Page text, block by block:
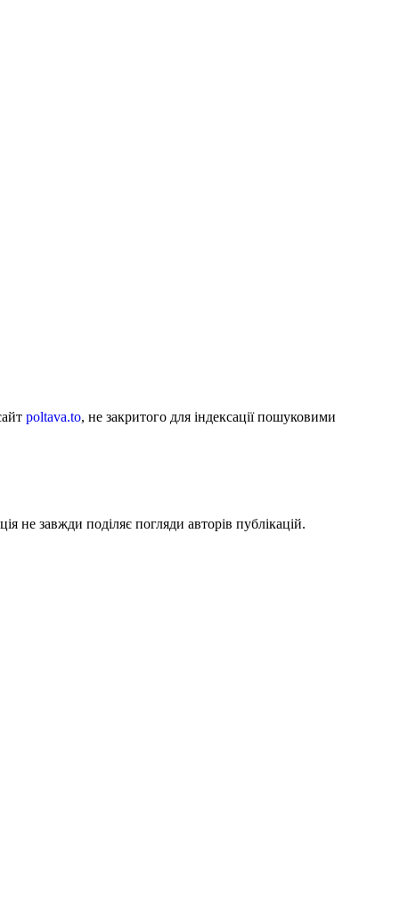
poltava.to, не закритого для індексації пошуковими
не завжди поділяє погляди авторів публікацій.